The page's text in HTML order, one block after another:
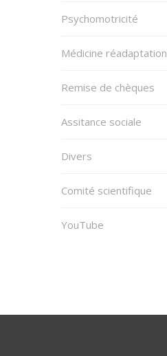
Psychomotricité
Médicine réadaptation
Remise de chèques
Assitance sociale
Divers
Comité scientifique
YouTube